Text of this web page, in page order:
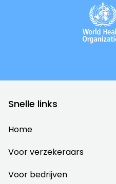
Snelle links
Home
Voor verzekeraars
Voor bedrijven